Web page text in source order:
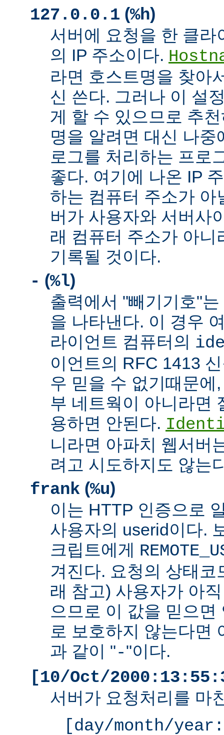
127.0.0.1 (%h)
서버에 요청을 한 클라
의 IP 주소이다.
라면 호스트명을 찾아
신 쓴다. 그러나 이 설
게 할 수 있으므로 추
명을 알려면 대신 나
로그를 처리하는 프로
좋다. 여기에 나온 IP
하는 컴퓨터 주소가 아
버가 사용자와 서버사
래 컴퓨터 주소가 아니
기록될 것이다.
- (%l)
출력에서 "빼기기호"
을 나타낸다. 이 경우
라이언트 컴퓨터의
이언트의 RFC 1413
우 믿을 수 없기때문에
부 네트웍이 아니라면
용하면 안된다.
니라면 아파치 웹서버
려고 시도하지도 않는
frank (%u)
이는 HTTP 인증으로
사용자의 userid이다.
크립트에게
겨진다. 요청의 상태코
래 참고) 사용자가 아
으므로 이 값을 믿으면
로 보호하지 않는다면
과 같이 "-"이다.
[10/Oct/
서버가 요청처리를 마
[day/month/